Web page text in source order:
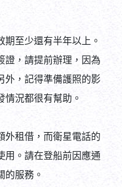
至少還有半年以上。
，請提前辦理，因為
外，記得準備護照的影
情況都很有幫助。
租借，而衛星電話的
用。請在登船前因應通
的服務。